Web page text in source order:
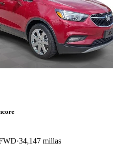
34,147 millas